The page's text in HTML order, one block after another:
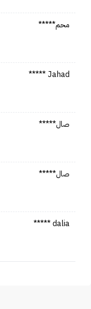
محم*****
Jahad *****
صال*****
صال*****
dalia *****